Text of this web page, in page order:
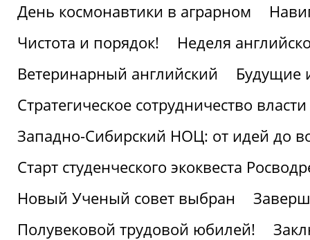
День космонавтики в аграрном
Чистота и порядок!
Неделя
Ветеринарный английский
Будущие
Стратегическое сотрудничество
Западно-Сибирский НОЦ: от идей до
Старт студенческого экоквеста
Новый Ученый совет выбран
Полувековой трудовой юбилей!